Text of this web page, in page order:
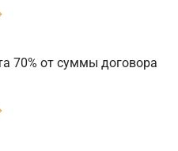
70% от суммы договора